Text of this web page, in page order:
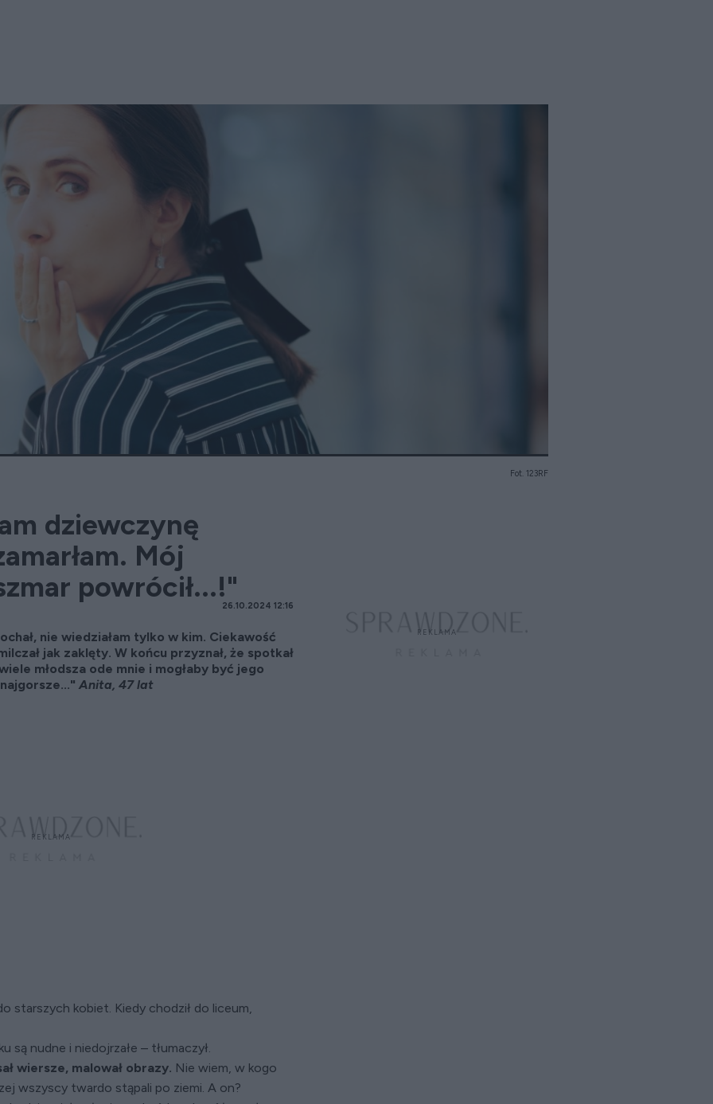
Fot. 123RF
dziewczynę
Mój
powrócił...!"
26.10.2024 12:16
nie wiedziałam tylko w kim. Ciekawość
jak zaklęty. W końcu przyznał, że spotkał
młodsza ode mnie i mogłaby być jego
Anita, 47 lat
starszych kobiet. Kiedy chodził do liceum,
są nudne i niedojrzałe – tłumaczył.
wiersze, malował obrazy. Nie wiem, w kogo
wszyscy twardo stąpali po ziemi. A on?